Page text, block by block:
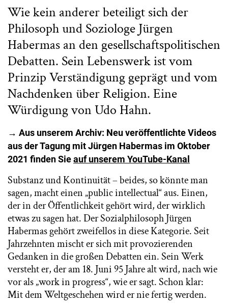
Wie kein anderer beteiligt sich der
Philosoph und Soziologe Jürgen
Habermas an den gesellschaftspolitischen
Debatten. Sein Lebenswerk ist vom
Prinzip Verständigung geprägt und vom
Nachdenken über Religion. Eine
Würdigung von Udo Hahn.
→ Aus unserem Archiv: Neu veröffentlichte Videos
aus der Tagung mit Jürgen Habermas im Oktober
2021 finden Sieauf unserem YouTube-Kanal
Substanz und Kontinuität – beides, so könnte man
sagen, macht einen „public intellectual“ aus. Einen,
der in der Öffentlichkeit gehört wird, der wirklich
etwas zu sagen hat. Der Sozialphilosoph Jürgen
Habermas gehört zweifellos in diese Kategorie. Seit
Jahrzehnten mischt er sich mit provozierenden
Gedanken in die großen Debatten ein. Sein Werk
versteht er, der am 18. Juni 95 Jahre alt wird, nach wie
vor als „work in progress“, wie er sagt. Schon klar:
Mit dem Weltgeschehen wird er nie fertig werden.